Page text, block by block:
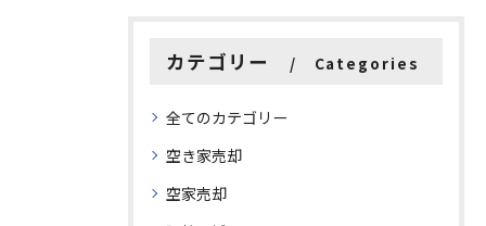
カテゴリー Categories
全てのカテゴリー
空き家売却
空家売却